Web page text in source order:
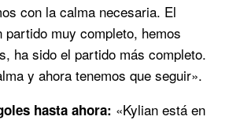
con la calma necesaria. El
partido muy completo, hemos
ha sido el partido más completo.
y ahora tenemos que seguir».
hasta ahora: «Kylian está en